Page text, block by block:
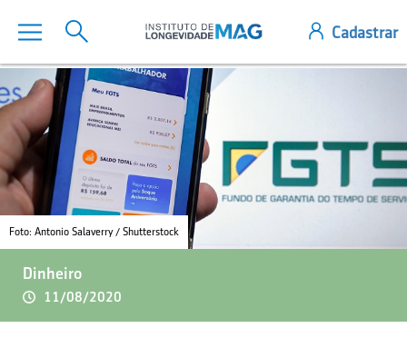
Foto: Antonio Salaverry / Shutterstock
Dinheiro
11/08/2020